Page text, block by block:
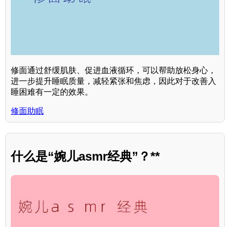
修面通过舒缓肌肤、促进血液循环，可以帮助放松身心，
进一步提升睡眠质量，减轻紧张和焦虑，因此对于改善入
睡困难有一定的效果。
修面助眠
什么是“婉儿asmr经典”？**